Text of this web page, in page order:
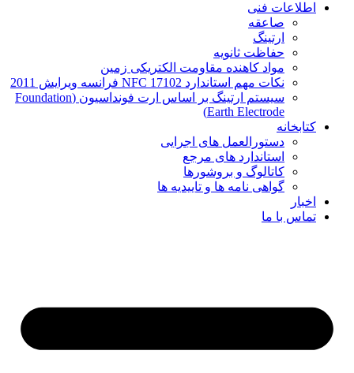
اطلاعات فنی
صاعقه
ارتینگ
حفاظت ثانویه
مواد کاهنده مقاومت الکتریکی زمین
نکات مهم استاندارد NFC 17102 فرانسه ویرایش 2011
سیستم ارتینگ بر اساس ارت فونداسیون (Foundation
Earth Electrode)
کتابخانه
دستورالعمل های اجرایی
استاندارد های مرجع
کاتالوگ و بروشورها
گواهی نامه ها و تاییدیه ها
اخبار
تماس با ما